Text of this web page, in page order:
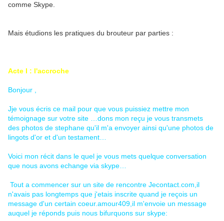
comme Skype.
Mais étudions les pratiques du brouteur par parties :
Acte I : l'accroche
Bonjour ,
Jje vous écris ce mail pour que vous puissiez mettre mon
témoignage sur votre site …dons mon reçu je vous transmets
des photos de stephane qu'il m'a envoyer ainsi qu'une photos de
lingots d'or et d'un testament…
Voici mon récit dans le quel je vous mets quelque conversation
que nous avons echange via skype…
Tout a commencer sur un site de rencontre Jecontact.com,il
n'avais pas longtemps que j'etais inscrite quand je reçois un
message d'un certain coeur.amour409,il m'envoie un message
auquel je réponds puis nous bifurquons sur skype: